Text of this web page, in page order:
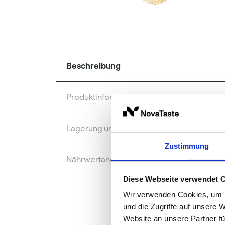
Zustimmung
Diese Webseite verwendet
Wir verwenden Cookies,
und die Zugriffe auf unsere
Website an unsere Partner
Beschreibung
Produktinformationen
Lagerung und Verpackung
Nährwertangaben je 100 g